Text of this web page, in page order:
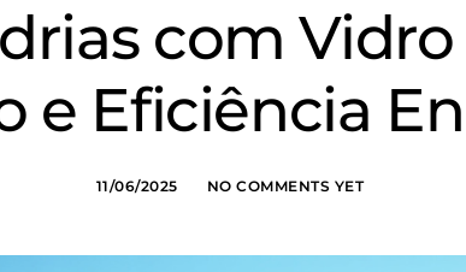
com
e Eficiência
11/06/2025 NO COMMENTS YET